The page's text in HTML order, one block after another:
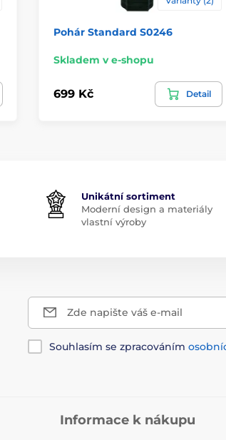
Pohár Standard S0246
Skladem v e-shopu
699 Kč Detail
Unikátní sortiment
Moderní design a materiály
vlastní výroby
Zde napište váš e-mail
Souhlasím se zpracováním
Informace k nákupu